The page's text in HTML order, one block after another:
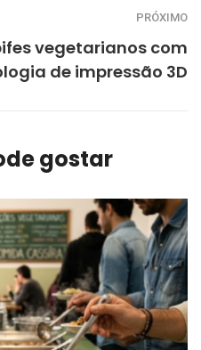
PRÓXIMO
vegetarianos com
de impressão 3D
gostar